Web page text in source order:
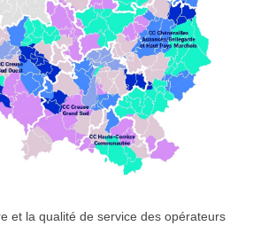
et la qualité de service des opérateurs